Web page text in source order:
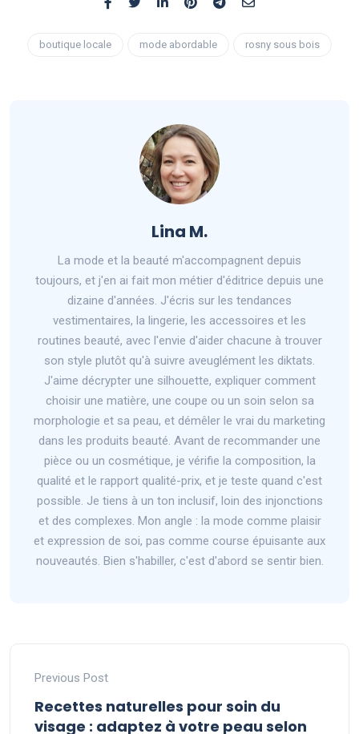
boutique locale mode abordable rosny sous bois
Lina M.
La mode et la beauté m'accompagnent depuis
toujours, et j'en ai fait mon métier d'éditrice depuis une
dizaine d'années. J'écris sur les tendances
vestimentaires, la lingerie, les accessoires et les
routines beauté, avec l'envie d'aider chacune à trouver
son style plutôt qu'à suivre aveuglément les diktats.
J'aime décrypter une silhouette, expliquer comment
choisir une matière, une coupe ou un soin selon sa
morphologie et sa peau, et démêler le vrai du marketing
dans les produits beauté. Avant de recommander une
pièce ou un cosmétique, je vérifie la composition, la
qualité et le rapport qualité-prix, et je teste quand c'est
possible. Je tiens à un ton inclusif, loin des injonctions
et des complexes. Mon angle : la mode comme plaisir
et expression de soi, pas comme course épuisante aux
nouveautés. Bien s'habiller, c'est d'abord se sentir bien.
Previous Post
Recettes naturelles pour soin du
visage : adaptez à votre peau selon